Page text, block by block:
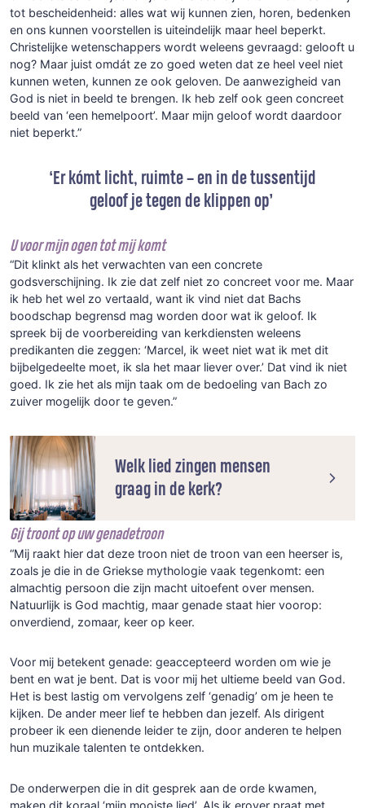
tot bescheidenheid: alles wat wij kunnen zien, horen, bedenken
en ons kunnen voorstellen is uiteindelijk maar heel beperkt.
Christelijke wetenschappers wordt weleens gevraagd: gelooft u
nog? Maar juist omdát ze zo goed weten dat ze heel veel niet
kunnen weten, kunnen ze ook geloven. De aanwezigheid van
God is niet in beeld te brengen. Ik heb zelf ook geen concreet
beeld van ‘een hemelpoort’. Maar mijn geloof wordt daardoor
niet beperkt.”
‘Er kómtlicht, ruimte– en in de tussentijd
geloof je tegen de klippen op’
U voor mijn ogen tot mij komt
“Dit klinkt als het verwachten van een concrete
godsverschijning. Ik zie dat zelf niet zo concreet voor me. Maar
ik heb het wel zo vertaald, want ik vind niet dat Bachs
boodschap begrensd mag worden door wat ik geloof. Ik
spreek bij de voorbereiding van kerkdiensten weleens
predikanten die zeggen: ‘Marcel, ik weet niet wat ik met dit
bijbelgedeelte moet, ik sla het maar liever over.’ Dat vind ik niet
goed. Ik zie het als mijn taak om de bedoeling van Bach zo
zuiver mogelijk door te geven.”
Welk lied zingen mensen
graag in de kerk?
Gij troont op uw genadetroon
“Mij raakt hier dat deze troon niet de troon van een heerser is,
zoals je die in de Griekse mythologie vaak tegenkomt: een
almachtig persoon die zijn macht uitoefent over mensen.
Natuurlijk is God machtig, maar genade staat hier voorop:
onverdiend, zomaar, keer op keer.
Voor mij betekent genade: geaccepteerd worden om wie je
bent en wat je bent. Dat is voor mij het ultieme beeld van God.
Het is best lastig om vervolgens zelf ‘genadig’ om je heen te
kijken. De ander meer lief te hebben dan jezelf. Als dirigent
probeer ik een dienende leider te zijn, door anderen te helpen
hun muzikale talenten te ontdekken.
De onderwerpen die in dit gesprek aan de orde kwamen,
maken dit koraal ‘mijn mooiste lied’. Als ik erover praat met